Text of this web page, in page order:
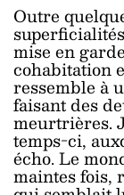
Outre
mise en
cohabitation
ressemble à
faisant des
meurtrières.
temps-ci,
écho. Le
maintes fois,